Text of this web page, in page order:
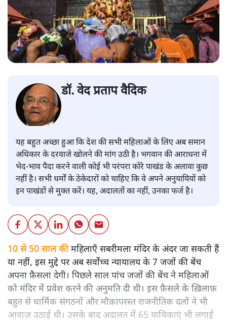
डॉ. वेद प्रताप वैदिक
यह बहुत अच्छा हुआ कि देश की सभी महिलाओं के लिए अब समान
अधिकार के दरवाजे खोलने की मांग उठी है। भगवान की आराधना में
भेद-भाव पैदा करने वाली कोई भी परंपरा कोरे पाखंड के अलावा कुछ
नहीं है। सभी धर्मों के ठेकेदारों को चाहिए कि वे अपने अनुयायियों को
इन पाखंडों से मुक्त करें। यह, अदालतों का नहीं, उनका फर्ज है।
10 से 50 साल कीमहिलाएँ सबरीमला मंदिर के अंदर जा सकती हैं
या नहीं, इस मुद्दे पर अब सर्वोच्च न्यायालय के 7 जजों की बेंच
अपना फ़ैसला देगी। पिछले साल पांच जजों की बेंच ने महिलाओं
को मंदिर में प्रवेश करने की अनुमति दी थी। इस फ़ैसले के ख़िलाफ़
बहुत से धार्मिक संगठनों और मौक़ापरस्त राजनीतिक दलों ने भी
आवाज़ उठाई थी। उसके बाद अदालत में 65 याचिकाएं भी लगाई